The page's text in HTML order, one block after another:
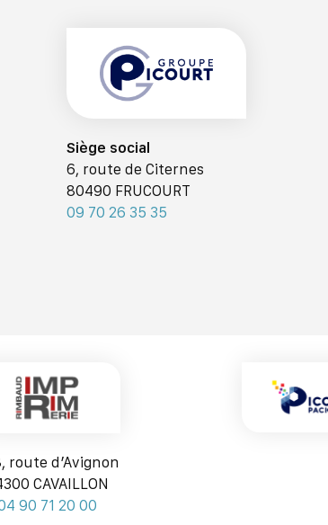
Siège social
6, route de Citernes
80490 FRUCOURT
09 70 26 35 35
route d’Avignon
CAVAILLON
90 71 20 00